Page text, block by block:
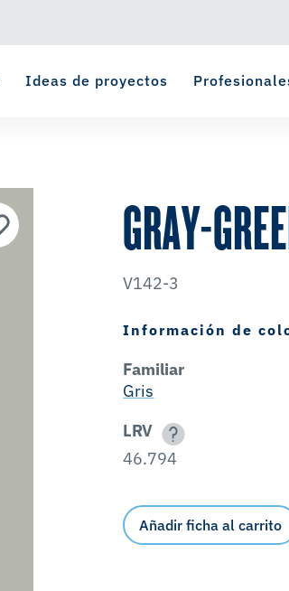
Ideas de proyectos
GRAY-
V142-3
Información de
Familiar
Gris
LRV
46.794
Añadir ficha al carrito